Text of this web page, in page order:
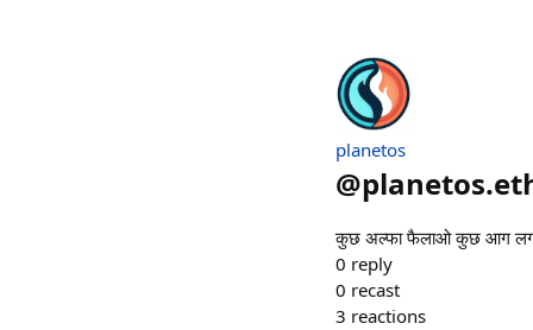
planetos
@
कुछ अल्फा फैलाओ कुछ आग
0 reply
0 recast
3 reactions